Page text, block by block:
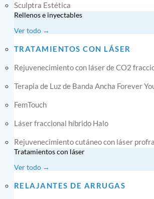
Sculptra Estética
Rellenos e inyectables
Ver todo →
TRATAMIENTOS CON LÁSER
Rejuvenecimiento con láser de CO2
Terapia de Luz de Banda Ancha Forever
FemTouch
Láser fraccional híbrido Halo
Rejuvenecimiento cutáneo con láser
Tratamientos con láser
Ver todo →
RELAJANTES DE ARRUGAS